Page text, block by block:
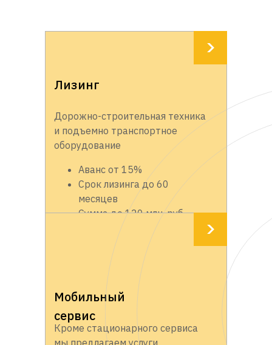
Лизинг
Дорожно-строительная техника
и подъемно транспортное
оборудование
Аванс от 15%
Срок лизинга до 60
месяцев
Сумма до 120 млн. руб.
Мобильный
сервис
Кроме стационарного сервиса
мы предлагаем услуги